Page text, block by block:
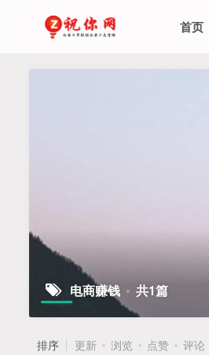
首页
电商赚钱 共1篇
排序 更新 浏览 点赞 评论